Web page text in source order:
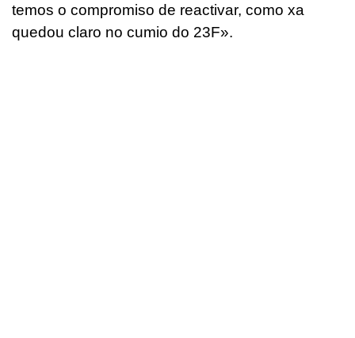
temos o compromiso de reactivar, como xa
quedou claro no cumio do 23F».